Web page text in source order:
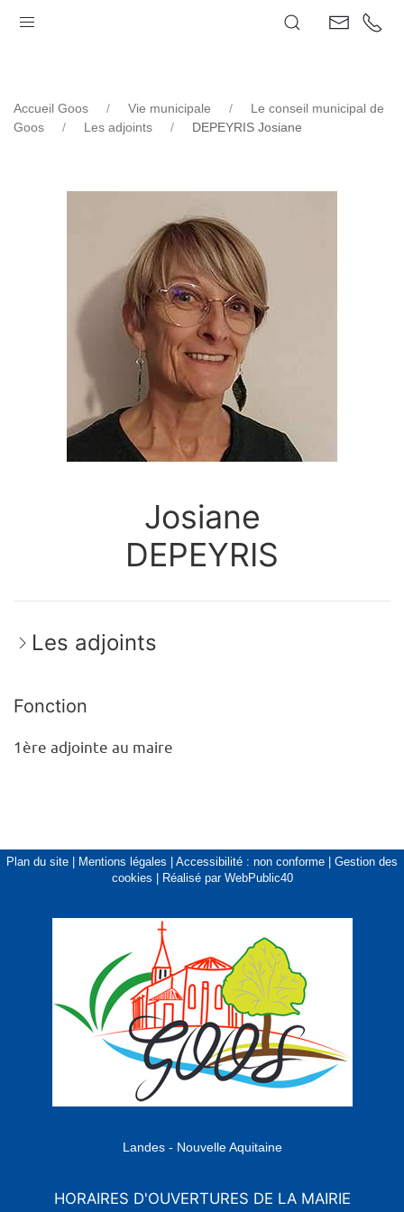
Accueil Goos Vie municipale
Le conseil municipal de
Goos
Les adjoints DEPEYRIS Josiane
Josiane
DEPEYRIS
Les adjoints
Fonction
1ère adjointe au maire
Plan du site Mentions légales Accessibilité : non conforme
Gestion des
cookies
Réalisé par WebPublic40
Landes - Nouvelle Aquitaine
HORAIRES D'OUVERTURES DE LA MAIRIE